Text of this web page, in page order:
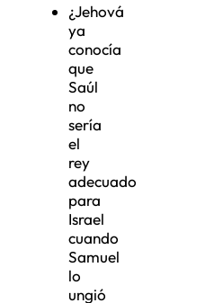
¿Jehová
ya
conocía
que
Saúl
no
sería
el
rey
adecuado
para
Israel
cuando
Samuel
lo
ungió